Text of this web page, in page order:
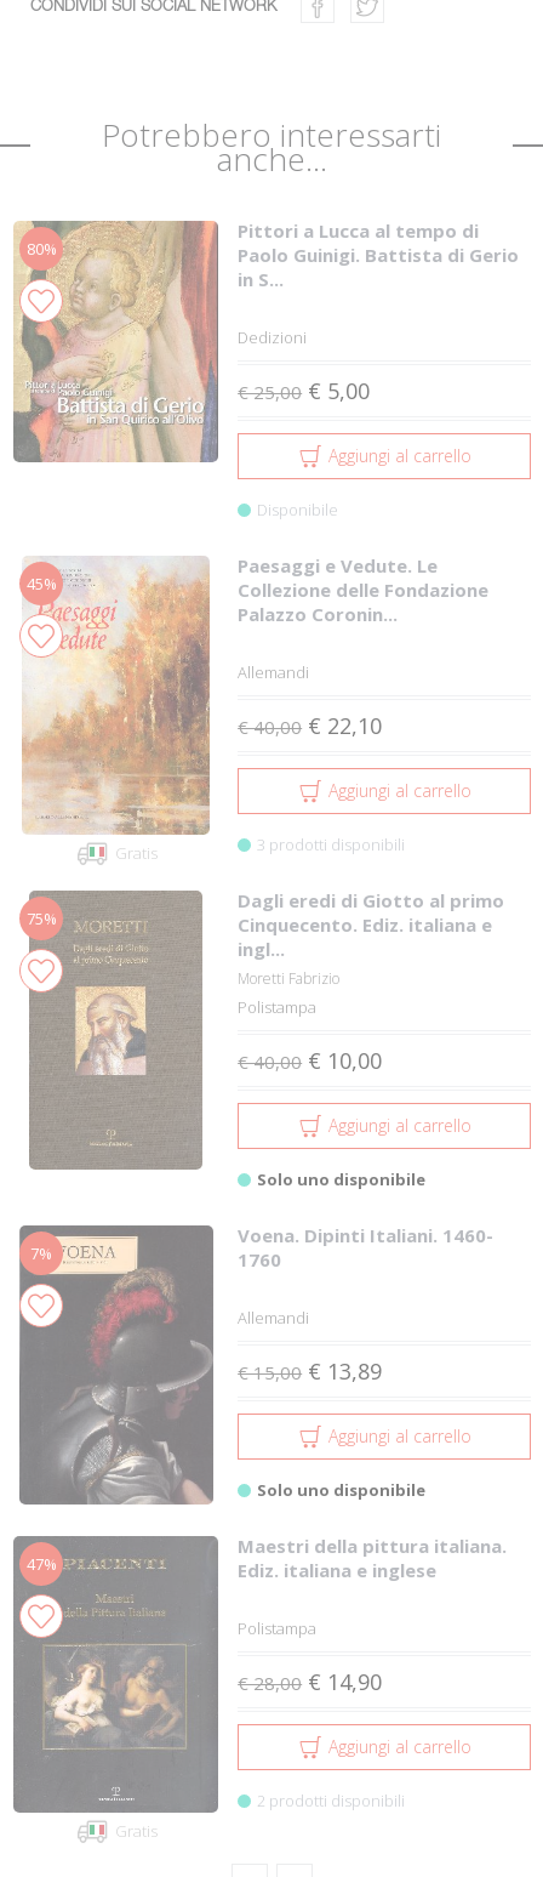
CONDIVIDI SUI SOCIAL NETWORK
Potrebbero interessarti
anche...
80%
Pittori a Lucca al tempo di
Paolo Guinigi. Battista di Gerio
in S...
Dedizioni
€ 25,00 € 5,00
Aggiungi al carrello
Disponibile
45%
Gratis
Paesaggi e Vedute. Le
Collezione delle Fondazione
Palazzo Coronin...
Allemandi
€ 40,00 € 22,10
Aggiungi al carrello
3 prodotti disponibili
75%
Dagli eredi di Giotto al primo
Cinquecento. Ediz. italiana e
ingl...
Moretti Fabrizio
Polistampa
€ 40,00 € 10,00
Aggiungi al carrello
Solo uno disponibile
7%
Voena. Dipinti Italiani. 1460-
1760
Allemandi
€ 15,00 € 13,89
Aggiungi al carrello
Solo uno disponibile
47%
Gratis
Maestri della pittura italiana.
Ediz. italiana e inglese
Polistampa
€ 28,00 € 14,90
Aggiungi al carrello
2 prodotti disponibili